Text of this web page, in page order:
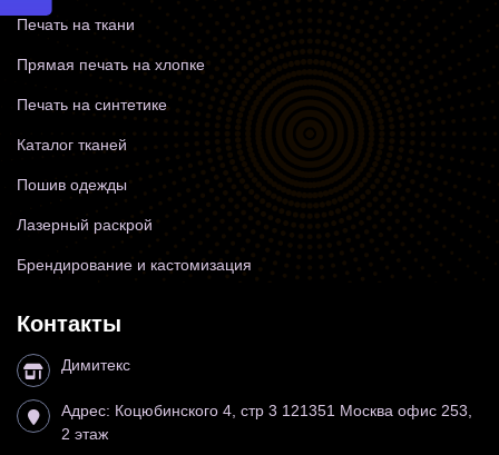
Печать на ткани
Прямая печать на хлопке
Печать на синтетике
Каталог тканей
Пошив одежды
Лазерный раскрой
Брендирование и кастомизация
Контакты
Димитекс
Адрес: Коцюбинского 4, стр 3 121351 Москва офис 253,
2 этаж